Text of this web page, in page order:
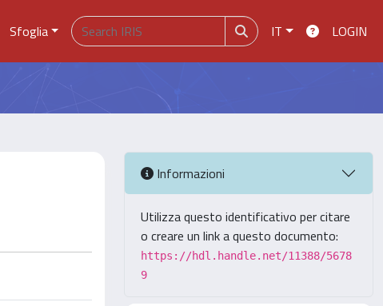
Sfoglia IT LOGIN
Informazioni
Utilizza questo identificativo per citare
o creare un link a questo documento:
https://hdl.handle.net/11388/5678
9